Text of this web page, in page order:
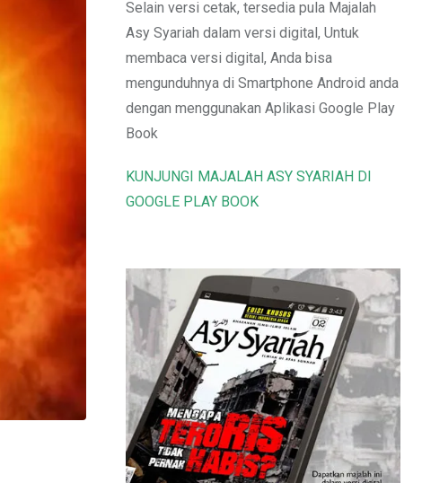
Selain versi cetak, tersedia pula Majalah
Asy Syariah dalam versi digital, Untuk
membaca versi digital, Anda bisa
mengunduhnya di Smartphone Android anda
dengan menggunakan Aplikasi Google Play
Book
KUNJUNGI MAJALAH ASY SYARIAH DI
GOOGLE PLAY BOOK